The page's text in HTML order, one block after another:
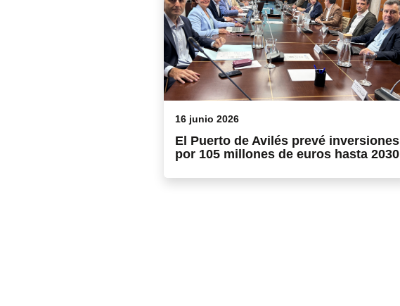
16 junio 2026
El Puerto de Avilés prevé inversiones
por 105 millones de euros hasta 2030